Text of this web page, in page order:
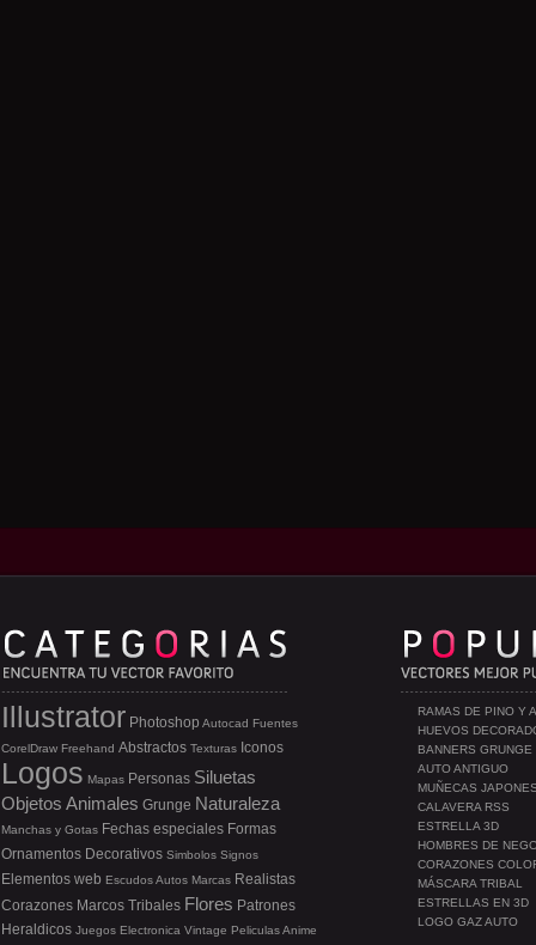
RAMAS DE PINO Y
HUEVOS
BANNERS GRUNGE
AUTO ANTIGUO
MUÑECAS
CALAVERA RSS
ESTRELLA 3D
HOMBRES DE
CORAZONES
MÁSCARA TRIBAL
ESTRELLAS EN 3D
LOGO GAZ AUTO
Illustrator Photoshop Autocad Fuentes
CorelDraw Freehand Abstractos Texturas Iconos
Logos Mapas Personas Siluetas
Objetos Animales Grunge Naturaleza
Manchas y Gotas Fechas especiales Formas
Ornamentos Decorativos Simbolos Signos
Elementos web EscudosAutos Marcas Realistas
Corazones Marcos Tribales Flores Patrones
Heraldicos Juegos Electronica Vintage PeliculasAnime